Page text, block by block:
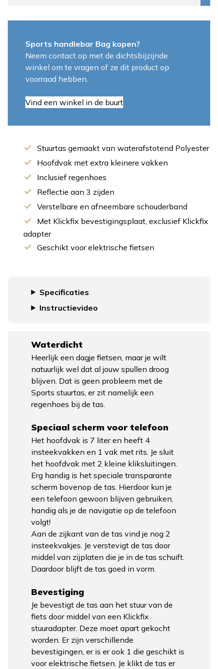
Sports handlebar Bag kopen?
Neem contact op met de dichtsbijzijnde
winkel om te vragen of ze dit product op
voorraad hebben.
Vind een winkel in de buurt
Stuurtas gemaakt van waterafstotend Polyester
Hoofdvak met extra kleinere vakken
Inclusief regenhoes
Reflectie aan 3 zijden
Verstelbare en afneembare schouderband
Met Klickfix bevestigingsplaat, exclusief Klickfix
adapter
Geschikt voor elektrische fietsen
Specificaties
Instructievideo
Waterdicht
Heerlijk een dagje fietsen, maar je wilt
natuurlijk wel dat al jouw spullen droog
blijven. Dat is geen probleem met de
Sports stuurtas, er zit namelijk een
regenhoes bij de tas.
Speciaal scherm voor telefoon
Het hoofdvak is 7 liter en heeft 4
insteekvakken en 1 vak met rits. Je sluit
het hoofdvak met 2 kleine kliksluitingen.
Erg handig is het speciale transparante
scherm bovenop de tas. Hierdoor kun je
een telefoon gewoon blijven gebruiken,
handig als je de navigatie op de telefoon
volgt!
Aan de zijkant van de tas vind je nog 2
insteekvakjes. Je verstevigt de tas door
middel van zijplaten die je in de tas schuift.
Daardoor blijft de tas goed in vorm.
Bevestiging
Je bevestigt de tas aan het stuur van de
fiets door middel van een Klickfix
stuuradapter. Deze moet apart gekocht
worden. Er zijn verschillende
bevestigingen, er is er ook 1 die geschikt is
voor elektrische fietsen. Je klikt de tas er